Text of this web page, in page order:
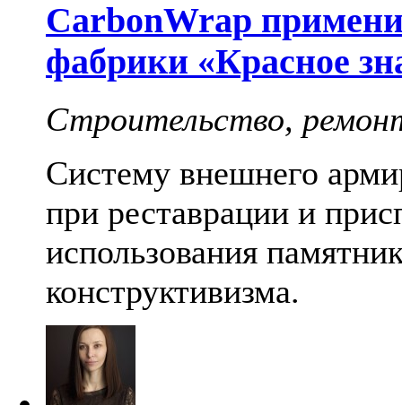
CarbonWrap
фабрики «Красное
Строительство,
Систему внешнего
при реставрации и
использования
конструктивизма.